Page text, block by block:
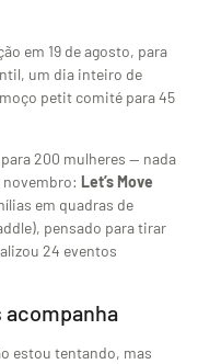
em 19 de agosto, para
um dia inteiro de
petit comité para 45
200 mulheres — nada
novembro: Let’s Move
em quadras de
pensado para tirar
24 eventos
acompanha
estou tentando, mas